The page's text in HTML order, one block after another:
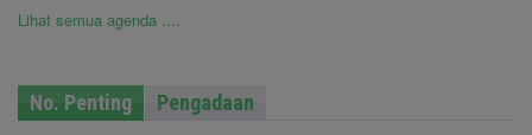
Lihat semua agenda ....
No. Penting Pengadaan